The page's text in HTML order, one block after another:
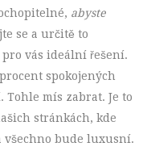
abyste
se a určitě to
vás ideální řešení.
spokojených
mís zabrat. Je to
stránkách, kde
všechno bude luxusní.